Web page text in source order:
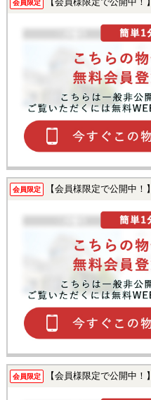
会員限定
会員限定 【会員様限定で公開中！】
会員限定 【会員様限定で公開中！】